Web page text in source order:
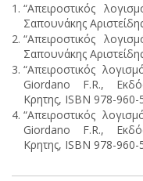
“Απειροστικός
Σαπουνάκης
“Απειροστικός
Σαπουνάκης
“Απειροστικός
Giordano F.R.,
Κρητης, ISBN 978-
“Απειροστικός
Giordano F.R.,
Κρητης, ISBN 978-